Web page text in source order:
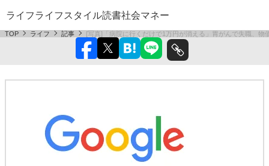
ライフライフスタイル読書社会マネー
TOP ライフ 記事 [写真]「病院に行くだけで1万円が消える」胃がんで失職、